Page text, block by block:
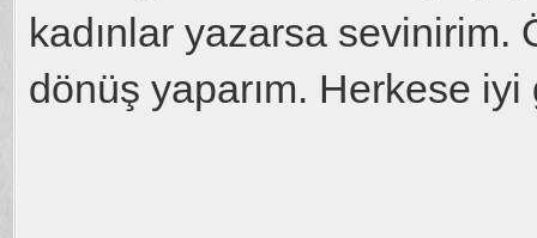
kadınlar yazarsa sevinirim.
dönüş yaparım. Herkese